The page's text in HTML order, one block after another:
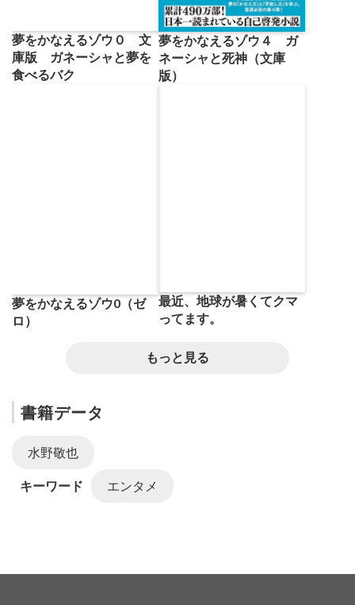
夢をかなえるゾウ０ 文
庫版 ガネーシャと夢を
食べるバク
夢をかなえるゾウ４ ガ
ネーシャと死神（文庫
版）
夢をかなえるゾウ0（ゼ
ロ）
最近、地球が暑くてクマ
ってます。
もっと見る
書籍データ
水野敬也
キーワード エンタメ